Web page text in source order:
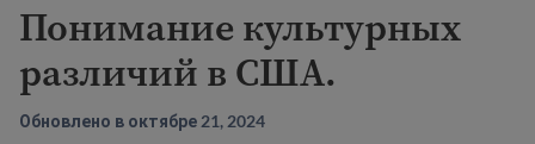
Понимание культурных
различий в США.
Обновлено в октябре 21, 2024